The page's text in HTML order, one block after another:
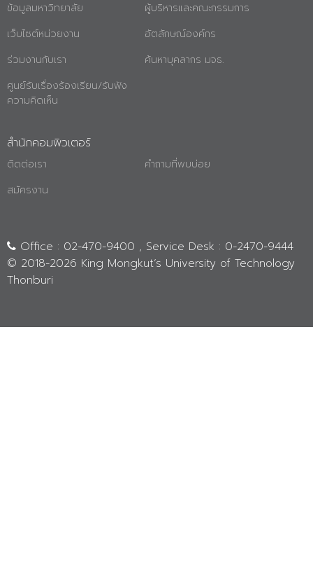
ข้อมูลมหาวิทยาลัย
ผู้บริหารและคณะกรรมการ
เว็บไซต์หน่วยงาน
อัตลักษณ์องค์กร
ร่วมงานกับเรา
ค้นหาบุคลากร มจธ.
ศูนย์รับเรื่องร้องเรียน/รับฟัง
ความคิดเห็น
สำนักคอมพิวเตอร์
ติดต่อเรา
คำถามที่พบบ่อย
สมัครงาน
Office : 02-470-9400 , Service Desk : 0-2470-9444
© 2018-2026 King Mongkut’s University of Technology
Thonburi